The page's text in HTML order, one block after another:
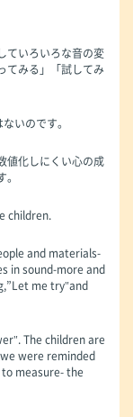
ていろいろな音の変
てみる」「試してみ
いのです。
値化しにくい心の成
children.
and materials-
in sound-more and
me try"and
The children are
were reminded
measure- the